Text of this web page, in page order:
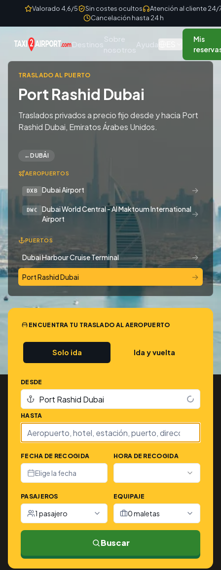
Skip to contentValorado 4,6/5 Sin costes ocultos
Atención al cliente 24/
Cancelación hasta 24 h
Destinos
Sobre
nosotros
Ayuda
Mis
TRASLADO AL PUERTO
Port Rashid Dubai
Traslados privados a precio fijo desde y hacia Port
Rashid Dubai, Emiratos Árabes Unidos.
←DUBÁI
AEROPUERTOS
DXB Dubai Airport →
DWC
Dubai World Central - Al Maktoum International
Airport
→
PUERTOS
Dubai Harbour Cruise Terminal →
Port Rashid Dubai →
ENCUENTRA TU TRASLADO AL AEROPUERTO
Solo ida Ida y vuelta
DESDE
HASTA
FECHA DE RECOGIDA
Elige la fecha
HORA DE RECOGIDA
PASAJEROS
1 pasajero
EQUIPAJE
0 maletas
Buscar